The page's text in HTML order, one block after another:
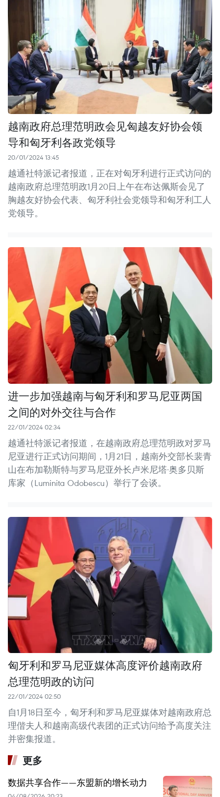
越南政府总理范明政会见匈越友好协会领
导和匈牙利各政党领导
20/01/2024 13:45
越通社特派记者报道，正在对匈牙利进行正式访问的
越南政府总理范明政1月20日上午在布达佩斯会见了
胸越友好协会代表、匈牙利社会党领导和匈牙利工人
党领导。
进一步加强越南与匈牙利和罗马尼亚两国
之间的对外交往与合作
22/01/2024 02:34
越通社特派记者报道，在越南政府总理范明政对罗马
尼亚进行正式访问期间，1月21日，越南外交部长裴青
山在布加勒斯特与罗马尼亚外长卢米尼塔·奥多贝斯
库家（Luminita Odobescu）举行了会谈。
匈牙利和罗马尼亚媒体高度评价越南政府
总理范明政的访问
22/01/2024 02:50
自1月18日至今，匈牙利和罗马尼亚媒体对越南政府总
理偕夫人和越南高级代表团的正式访问给予高度关注
并密集报道。
更多
数据共享合作——东盟新的增长动力